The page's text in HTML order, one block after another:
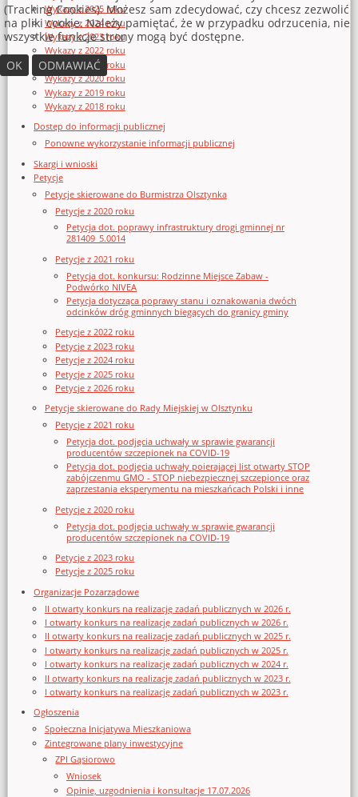
Wykazy z 2025 roku
Wykazy z 2024 roku
Wykazy z 2023 roku
Wykazy z 2022 roku
Wykazy z 2021 roku
Wykazy z 2020 roku
Wykazy z 2019 roku
Wykazy z 2018 roku
Dostęp do informacji publicznej
Ponowne wykorzystanie informacji publicznej
Skargi i wnioski
Petycje
Petycje skierowane do Burmistrza Olsztynka
Petycje z 2020 roku
Petycja dot. poprawy infrastruktury drogi gminnej nr
281409_5.0014
Petycje z 2021 roku
Petycja dot. konkursu: Rodzinne Miejsce Zabaw -
Podwórko NIVEA
Petycja dotycząca poprawy stanu i oznakowania dwóch
odcinków dróg gminnych biegących do granicy gminy
Petycje z 2022 roku
Petycje z 2023 roku
Petycje z 2024 roku
Petycje z 2025 roku
Petycje z 2026 roku
Petycje skierowane do Rady Miejskiej w Olsztynku
Petycje z 2021 roku
Petycja dot. podjęcia uchwały w sprawie gwarancji
producentów szczepionek na COVID-19
Petycja dot. podjęcia uchwały poierającej list otwarty STOP
zabójczenmu GMO - STOP niebezpiecznej szczepionce oraz
zaprzestania eksperymentu na mieszkańcach Polski i inne
Petycje z 2020 roku
Petycja dot. podjęcia uchwały w sprawie gwarancji
producentów szczepionek na COVID-19
Petycje z 2023 roku
Petycje z 2025 roku
Organizacje Pozarządowe
II otwarty konkurs na realizację zadań publicznych w 2026 r.
I otwarty konkurs na realizację zadań publicznych w 2026 r.
II otwarty konkurs na realizację zadań publicznych w 2025 r.
I otwarty konkurs na realizację zadań publicznych w 2025 r.
I otwarty konkurs na realizację zadań publicznych w 2024 r.
II otwarty konkurs na realizację zadań publicznych w 2023 r.
I otwarty konkurs na realizację zadań publicznych w 2023 r.
Ogłoszenia
Społeczna Inicjatywa Mieszkaniowa
Zintegrowane plany inwestycyjne
ZPI Gąsiorowo
Wniosek
Opinie, uzgodnienia i konsultacje 17.07.2026
(Tracking Cookies). Możesz sam zdecydować, czy chcesz zezwolić
na pliki cookie. Należy pamiętać, że w przypadku odrzucenia, nie
wszystkie funkcje strony mogą być dostępne.
OK
ODMAWIAĆ